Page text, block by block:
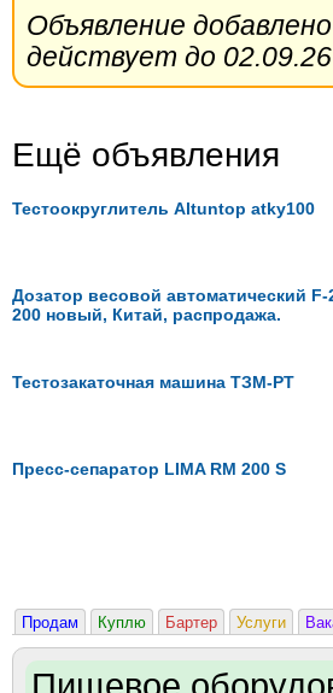
Объявление
действует до 02.09.26
Ещё объявления
Тестоокруглитель Altuntop atky100
Дозатор весовой автоматический F-
200 новый, Китай, распродажа.
Тестозакаточная машина ТЗМ-РТ
Пресс-сепаратор LIMA RM 200 S
Продам Куплю Бартер Услуги